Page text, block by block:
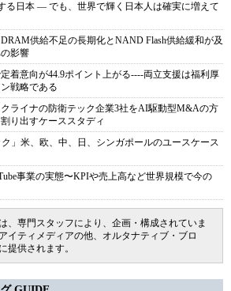
る日本 ― でも、世界で輝く日本人は確実に増えて
供給不足の長期化とNAND Flash供給緩和が及
影響
着意向が44.9ポイント上がる----両立支援は福利厚
戦略である
ライナの防衛テック企業3社をAI駆動型M&Aの方
り出すケーススタディ
」米、欧、中、日、シンガポールのユースケース
事業の実態〜KPIや売上高など世界規模で今の
、専門スタッフにより、企画・構成されていま
イティメディアの他、オルタナティブ・ブロ
提供されます。